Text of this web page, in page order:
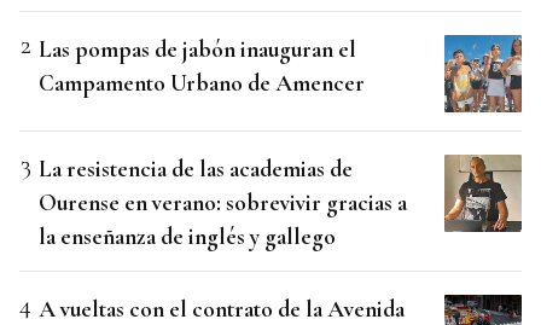
Las pompas de jabón inauguran el
Campamento Urbano de Amencer
La resistencia de las academias de
Ourense en verano: sobrevivir gracias a
la enseñanza de inglés y gallego
A vueltas con el contrato de la Avenida